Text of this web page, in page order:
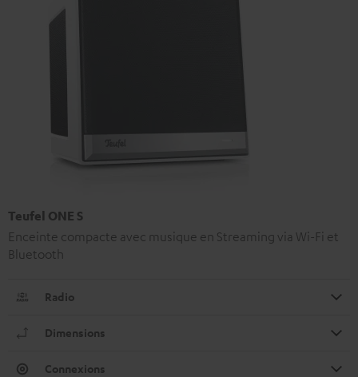
Teufel ONE S
Enceinte compacte avec musique en Streaming via Wi-Fi et
Bluetooth
Radio
Dimensions
Connexions